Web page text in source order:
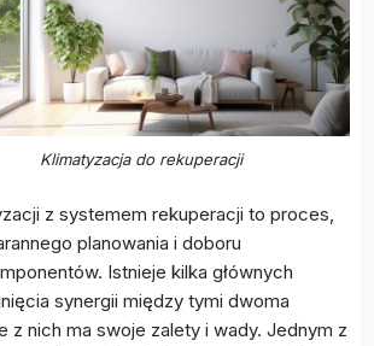
Klimatyzacja do rekuperacji
z systemem rekuperacji to proces,
planowania i doboru
Istnieje kilka głównych
synergii między tymi dwoma
z nich ma swoje zalety i wady. Jednym z